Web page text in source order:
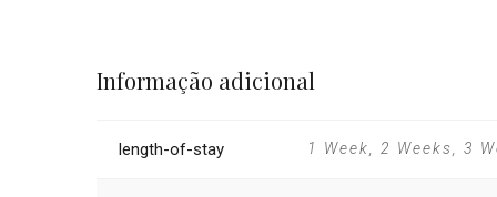
Informação adicional
length-of-stay 1 Week, 2 Weeks, 3